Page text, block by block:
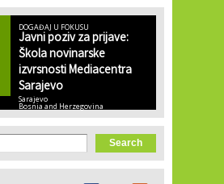
DOGAĐAJ U FOKUSU
Javni poziv za prijave:
Škola novinarske
izvrsnosti Mediacentra
Sarajevo
Sarajevo
Bosnia and Herzegovina